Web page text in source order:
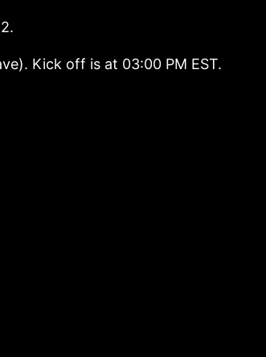
Kick off is at 03:00 PM EST.